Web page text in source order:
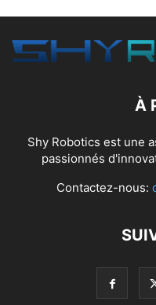
À
Shy Robotics est une
passionnés
Contactez-nous: